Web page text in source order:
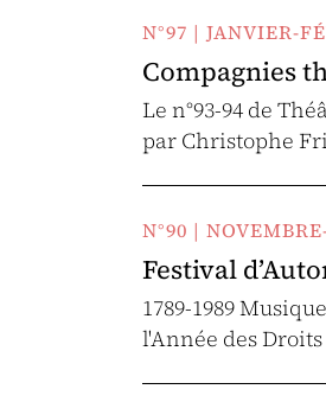
N°97 | JANVIER-
Compagnies
Le n°93-94 de
par Christophe
N°90 |
Festival
1789-1989
l'Année des